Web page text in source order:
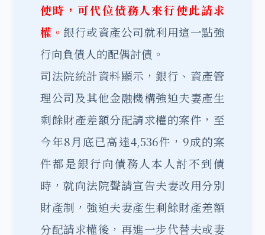
使時，可代位債務人來行使此請求
權。 銀行或資產公司就利用這一點強
行向負債人的配偶討債。
司法院統計資料顯示，銀行、資產管
理公司及其他金融機構強迫夫妻產生
剩餘財產差額分配請求權的案件，至
今年8月底已高達4,536件，9成的案
件都是銀行向債務人本人討不到債
時，就向法院聲請宣告夫妻改用分別
財產制 ，強迫夫妻產生剩餘財產差額
分配請求權後，再進一步代替夫或妻